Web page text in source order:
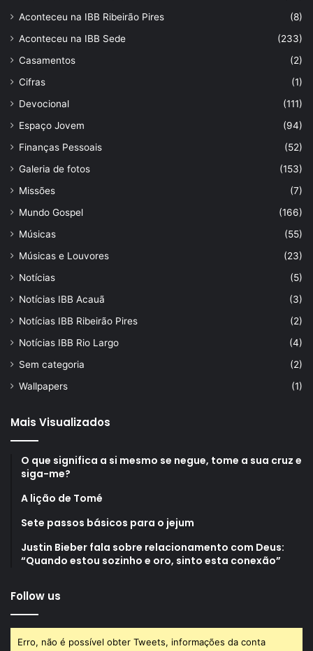
Aconteceu na IBB Ribeirão Pires
(8)
Aconteceu na IBB Sede
(233)
Casamentos
(2)
Cifras
(1)
Devocional
(111)
Espaço Jovem
(94)
Finanças Pessoais
(52)
Galeria de fotos
(153)
Missões
(7)
Mundo Gospel
(166)
Músicas
(55)
Músicas e Louvores
(23)
Notícias
(5)
Notícias IBB Acauã
(3)
Notícias IBB Ribeirão Pires
(2)
Notícias IBB Rio Largo
(4)
Sem categoria
(2)
Wallpapers
(1)
Mais Visualizados
O que significa a si mesmo se negue, tome a sua cruz e
siga-me?
A lição de Tomé
Sete passos básicos para o jejum
Justin Bieber fala sobre relacionamento com Deus:
“Quando estou sozinho e oro, sinto esta conexão”
Follow us
Erro, não é possível obter Tweets, informações da conta